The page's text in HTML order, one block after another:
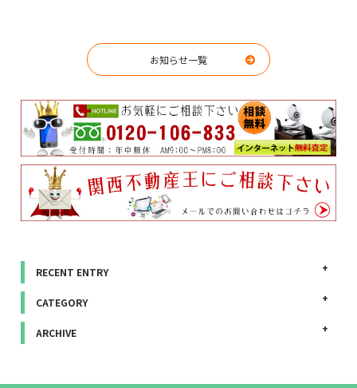
お知らせ一覧
RECENT ENTRY
CATEGORY
ARCHIVE